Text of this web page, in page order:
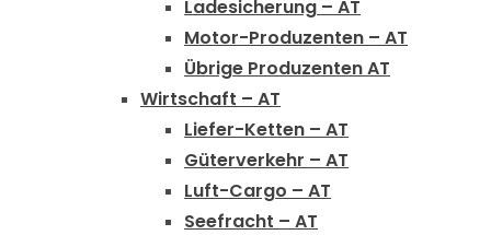
Ladesicherung – AT
Motor-Produzenten – AT
Übrige Produzenten AT
Wirtschaft – AT
Liefer-Ketten – AT
Güterverkehr – AT
Luft-Cargo – AT
Seefracht – AT